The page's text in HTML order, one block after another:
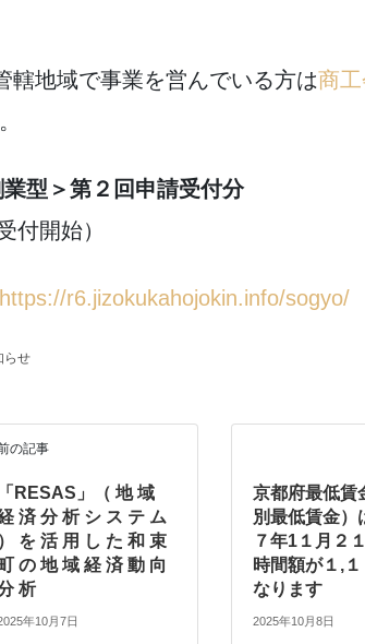
地域で事業を営んでいる方は商
型＞第２回申請受付分
付開始）
https://r6.jizokukahojokin.info/sogyo/
らせ
の記事
「RESAS」（ 地 域
済 分 析 シ ス テ ム
） を 活 ⽤ し た 和 束
の 地 域 経 済 動 向
析
年10月7日
京都府最低賃
別最低賃金）
７年1１月２
時間額が１,
なります
2025年10月8日